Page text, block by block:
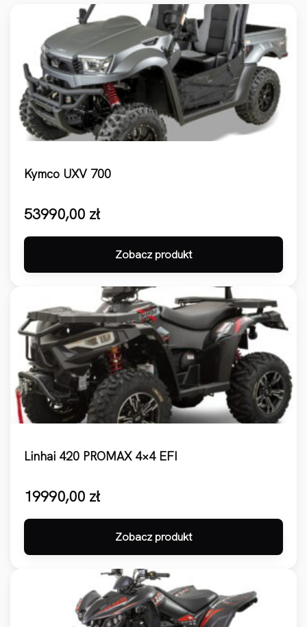
Kymco UXV 700
53990,00 zł
Zobacz produkt
Linhai 420 PROMAX 4×4 EFI
19990,00 zł
Zobacz produkt